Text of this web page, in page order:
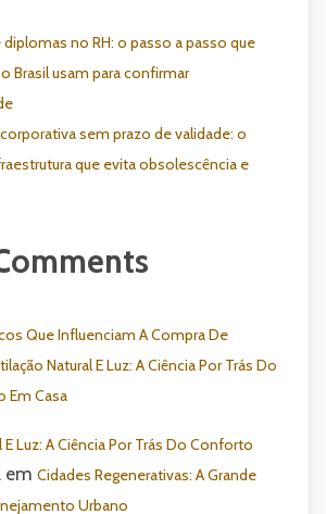
no RH: o passo a passo que
Brasil usam para confirmar
sem prazo de validade: o
que evita obsolescência e
Que Influenciam A Compra De
Natural E Luz: A Ciência Por Trás Do
Em Casa
Luz: A Ciência Por Trás Do Conforto
em Cidades Regenerativas: A Grande
Urbano